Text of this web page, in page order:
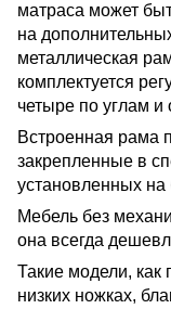
матраса может
на
металлическая
комплектуется
четыре по углам и
Встроенная рама
закрепленные в
установленных на
Мебель без
она всегда
Такие модели, как
низких ножках,